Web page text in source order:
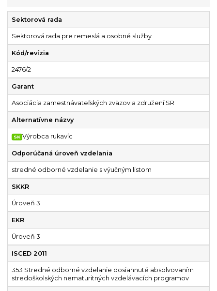
Sektorová rada
Sektorová rada pre remeslá a osobné služby
Kód/revízia
2476/2
Garant
Asociácia zamestnávateľských zväzov a združení SR
Alternatívne názvy
SK Výrobca rukavíc
Odporúčaná úroveň vzdelania
stredné odborné vzdelanie s výučným listom
SKKR
Úroveň 3
EKR
Úroveň 3
ISCED 2011
353 Stredné odborné vzdelanie dosiahnuté absolvovaním
stredoškolských nematuritných vzdelávacích programov